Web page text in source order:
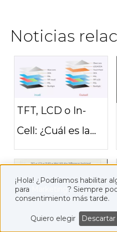
Noticias
TFT, LCD o In-
Cell: ¿Cuál es la
diferencia real?
TFT, LCD, OLED y
¡Hola! ¿Podríamos habilitar
para
? Siempre
consentimiento más tarde.
Quiero elegir